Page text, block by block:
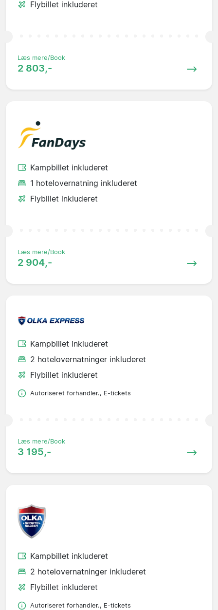
Flybillet inkluderet
Læs mere/Book
2 803,-
Kampbillet inkluderet
1 hotelovernatning inkluderet
Flybillet inkluderet
Læs mere/Book
2 904,-
Kampbillet inkluderet
2 hotelovernatninger inkluderet
Flybillet inkluderet
Autoriseret forhandler., E-tickets
Læs mere/Book
3 195,-
Kampbillet inkluderet
2 hotelovernatninger inkluderet
Flybillet inkluderet
Autoriseret forhandler., E-tickets